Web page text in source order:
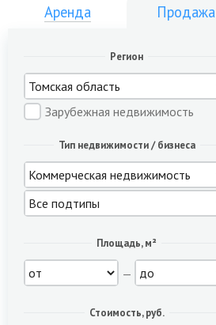
Аренда Продажа
Регион
Зарубежная недвижимость
Тип недвижимости / бизнеса
Площадь, м²
—
Стоимость, руб.